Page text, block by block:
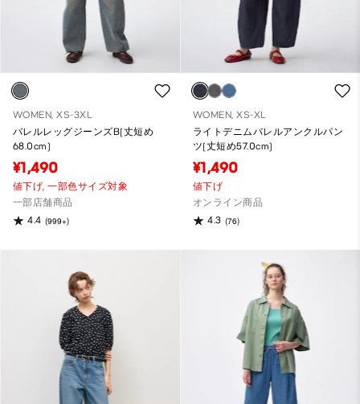
WOMEN, XS-3XL
バレルレッグジーンズB(丈短め
68.0cm)
¥1,490
値下げ,一部色サイズ対象
一部店舗商品
4.4 (999+)
WOMEN, XS-XL
ライトデニムバレルアンクルパン
ツ(丈短め57.0cm)
¥1,490
値下げ
オンライン商品
4.3 (76)